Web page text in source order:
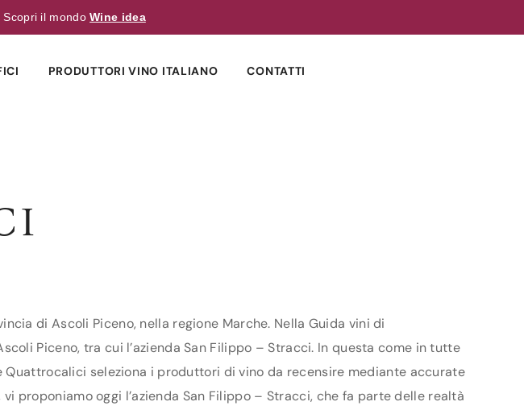
Scopri il mondoWine idea
PRODUTTORI VINO ITALIANO CONTATTI
di Ascoli Piceno, nella regione Marche. Nella Guida vini di
Piceno, tra cui l’azienda San Filippo – Stracci. In questa come in tutte
Quattrocalici seleziona i produttori di vino da recensire mediante accurate
proponiamo oggi l’azienda San Filippo – Stracci, che fa parte delle realtà